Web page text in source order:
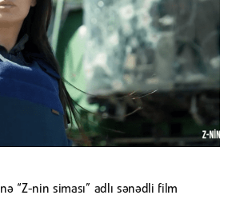
“Z-nin siması” adlı sənədli film